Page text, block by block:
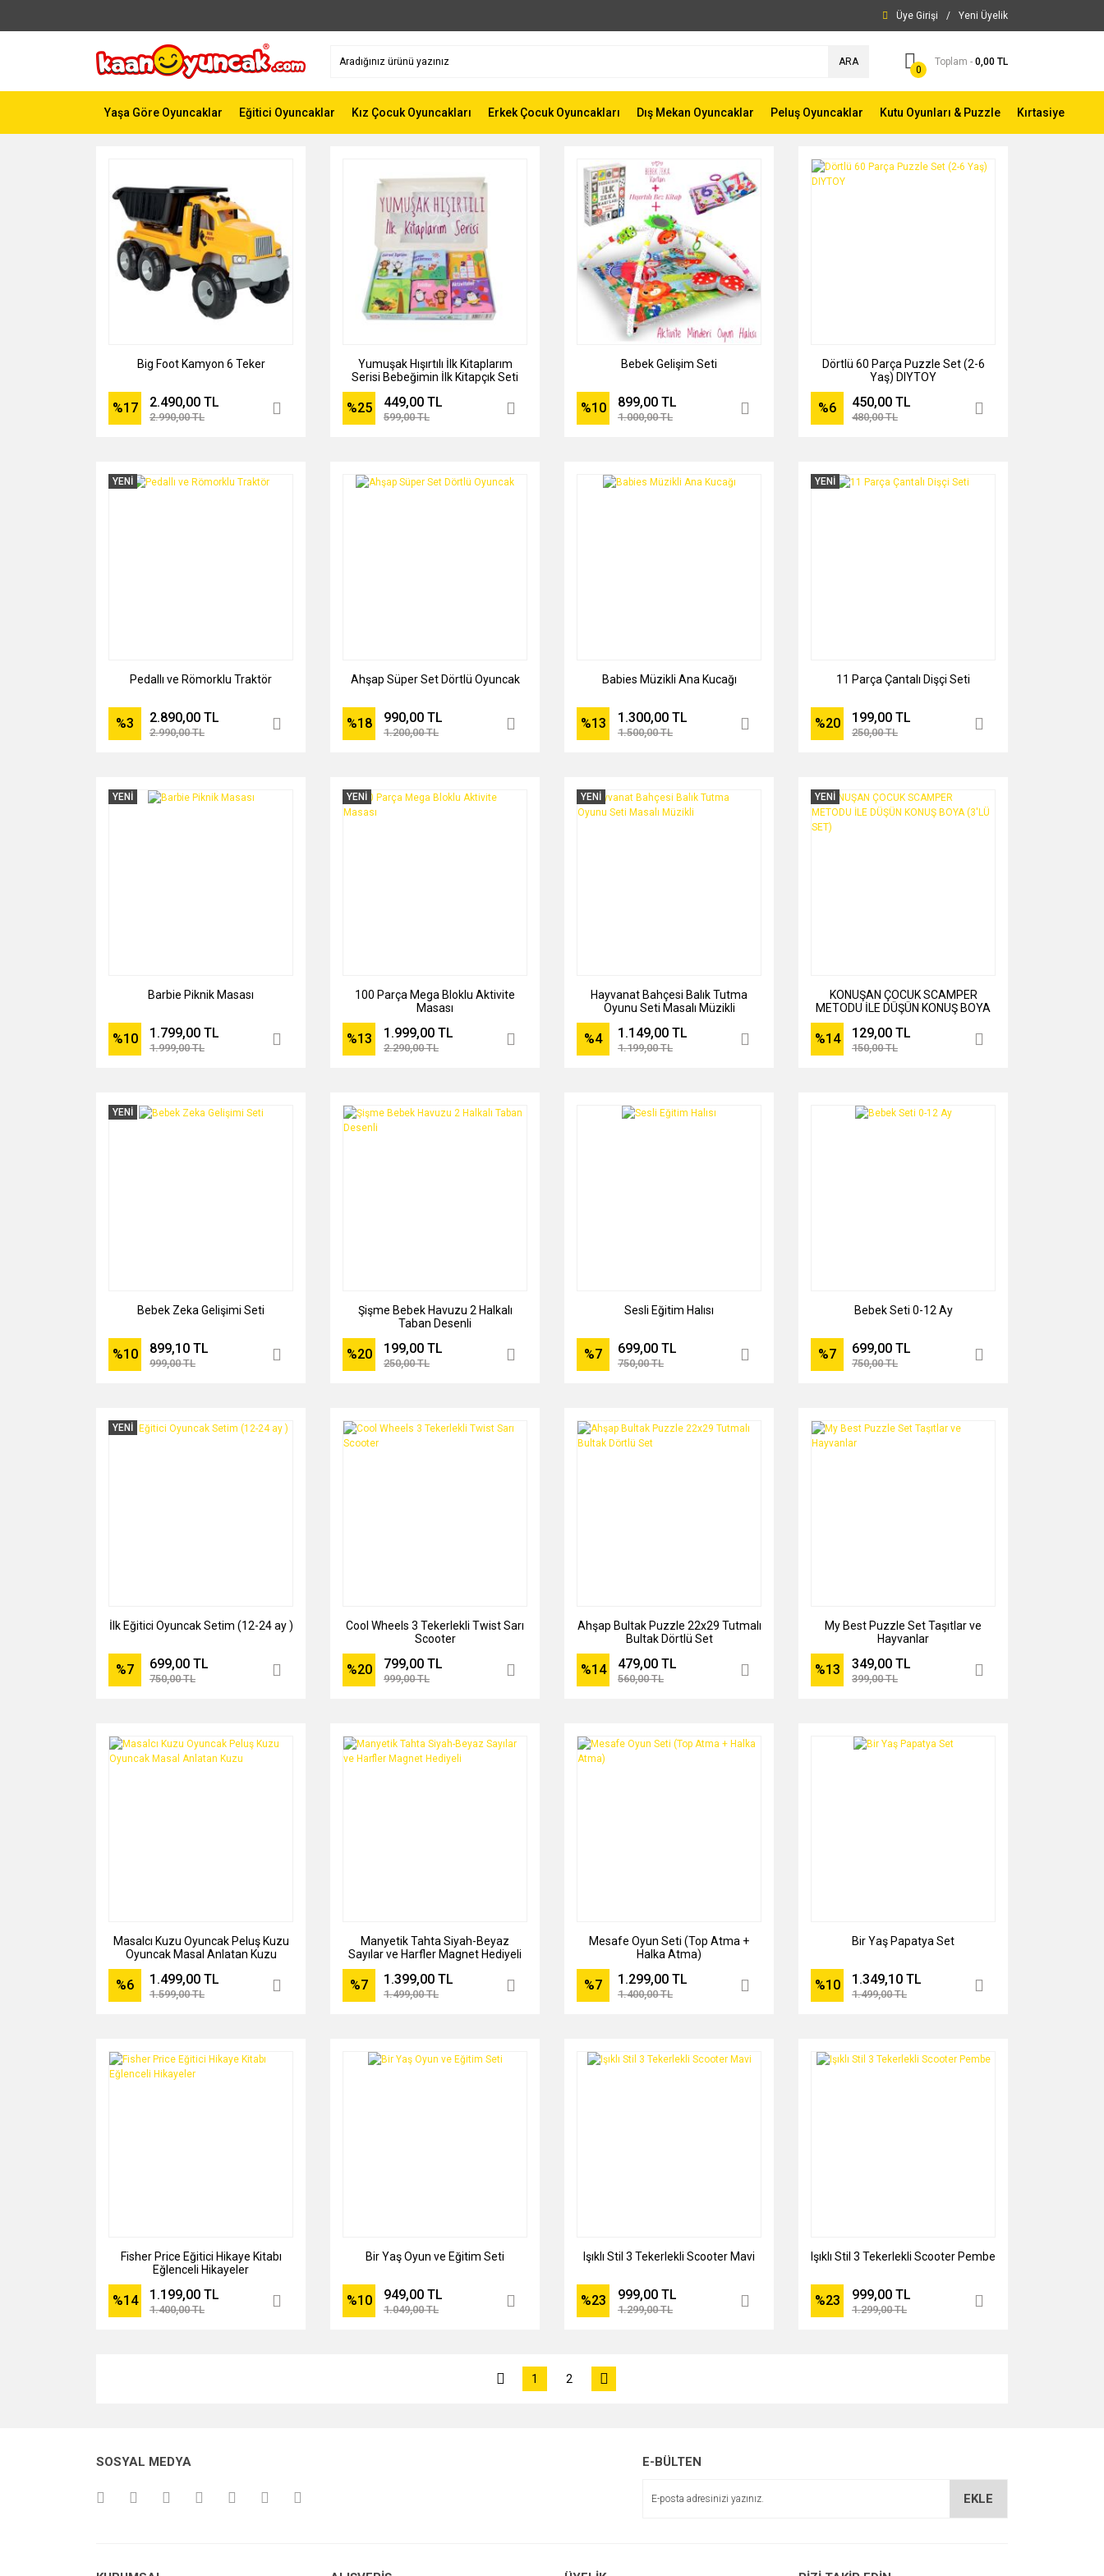
Üye Girişi / Yeni Üyelik
ARA
0
Toplam - 0,00 TL
Yaşa Göre Oyuncaklar Eğitici Oyuncaklar Kız Çocuk Oyuncakları Erkek Çocuk Oyuncakları Dış Mekan Oyuncaklar Peluş Oyuncaklar Kutu Oyunları & Puzzle Kırtasiye
Big Foot Kamyon 6 Teker
%17 2.490,00 TL
2.990,00 TL
Yumuşak Hışırtılı İlk Kitaplarım
Serisi Bebeğimin İlk Kitapçık Seti
%25 449,00 TL
599,00 TL
Bebek Gelişim Seti
%10 899,00 TL
1.000,00 TL
Dörtlü 60 Parça Puzzle Set (2-6
Yaş) DIYTOY
%6 450,00 TL
480,00 TL
YENİ
Pedallı ve Römorklu Traktör
%3 2.890,00 TL
2.990,00 TL
Ahşap Süper Set Dörtlü Oyuncak
%18 990,00 TL
1.200,00 TL
Babies Müzikli Ana Kucağı
%13 1.300,00 TL
1.500,00 TL
YENİ
11 Parça Çantalı Dişçi Seti
%20 199,00 TL
250,00 TL
YENİ
Barbie Piknik Masası
%10 1.799,00 TL
1.999,00 TL
YENİ
100 Parça Mega Bloklu Aktivite
Masası
%13 1.999,00 TL
2.290,00 TL
YENİ
Hayvanat Bahçesi Balık Tutma
Oyunu Seti Masalı Müzikli
%4 1.149,00 TL
1.199,00 TL
YENİ
KONUŞAN ÇOCUK SCAMPER
METODU İLE DÜŞÜN KONUŞ BOYA
%14 129,00 TL
150,00 TL
YENİ
Bebek Zeka Gelişimi Seti
%10 899,10 TL
999,00 TL
Şişme Bebek Havuzu 2 Halkalı
Taban Desenli
%20 199,00 TL
250,00 TL
Sesli Eğitim Halısı
%7 699,00 TL
750,00 TL
Bebek Seti 0-12 Ay
%7 699,00 TL
750,00 TL
YENİ
İlk Eğitici Oyuncak Setim (12-24 ay )
%7 699,00 TL
750,00 TL
Cool Wheels 3 Tekerlekli Twist Sarı
Scooter
%20 799,00 TL
999,00 TL
Ahşap Bultak Puzzle 22x29 Tutmalı
Bultak Dörtlü Set
%14 479,00 TL
560,00 TL
My Best Puzzle Set Taşıtlar ve
Hayvanlar
%13 349,00 TL
399,00 TL
Masalcı Kuzu Oyuncak Peluş Kuzu
Oyuncak Masal Anlatan Kuzu
%6 1.499,00 TL
1.599,00 TL
Manyetik Tahta Siyah-Beyaz
Sayılar ve Harfler Magnet Hediyeli
%7 1.399,00 TL
1.499,00 TL
Mesafe Oyun Seti (Top Atma +
Halka Atma)
%7 1.299,00 TL
1.400,00 TL
Bir Yaş Papatya Set
%10 1.349,10 TL
1.499,00 TL
Fisher Price Eğitici Hikaye Kitabı
Eğlenceli Hikayeler
%14 1.199,00 TL
1.400,00 TL
Bir Yaş Oyun ve Eğitim Seti
%10 949,00 TL
1.049,00 TL
Işıklı Stil 3 Tekerlekli Scooter Mavi
%23 999,00 TL
1.299,00 TL
Işıklı Stil 3 Tekerlekli Scooter Pembe
%23 999,00 TL
1.299,00 TL
1 2
SOSYAL MEDYA E-BÜLTEN
EKLE